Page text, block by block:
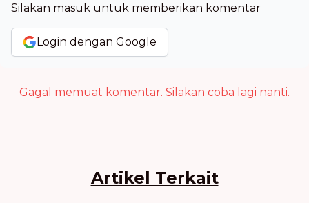
Silakan masuk untuk memberikan komentar
Login dengan Google
Gagal memuat komentar. Silakan coba lagi nanti.
Artikel Terkait